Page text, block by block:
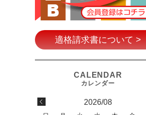
適格請求書について >
2026/08